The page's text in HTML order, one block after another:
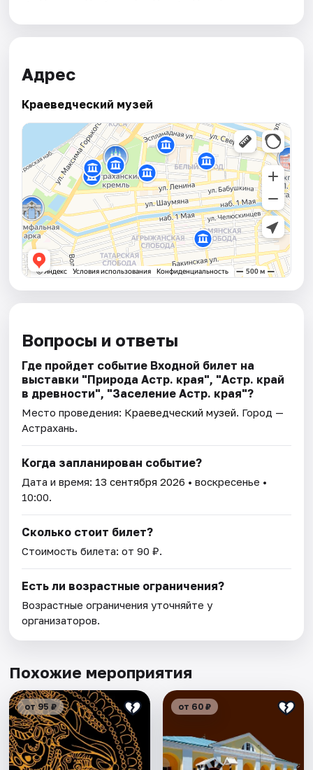
Адрес
Краеведческий музей
Вопросы и ответы
Где пройдет событие Входной билет на
выставки "Природа Астр. края", "Астр. край
в древности", "Заселение Астр. края"?
Место проведения: Краеведческий музей. Город —
Астрахань.
Когда запланирован событие?
Дата и время: 13 сентября 2026 • воскресенье •
10:00.
Сколько стоит билет?
Стоимость билета: от 90 ₽.
Есть ли возрастные ограничения?
Возрастные ограничения уточняйте у
организаторов.
Похожие мероприятия
от 95 ₽ от 60 ₽